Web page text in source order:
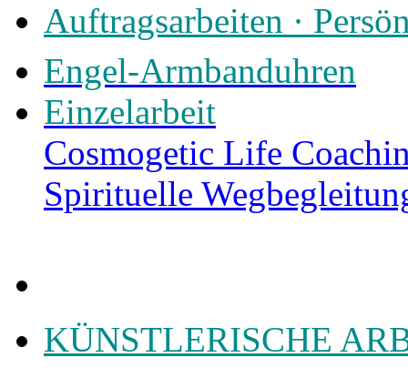
Auftragsarbeiten ·
Engel-Armbanduhren
Einzelarbeit
Cosmogetic Life
Spirituelle
KÜNSTLERISCHE